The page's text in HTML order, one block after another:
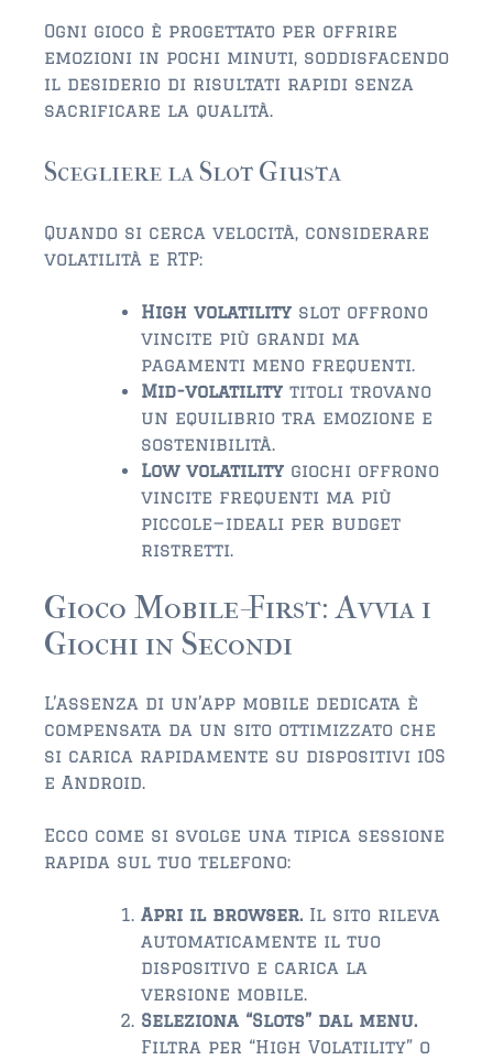
$150,000 and down
$150,000 – $350,000
$500,000 – $750,000
$1,000,000 – $2,000,000
$2,000,000 and up
GREEN COVE SPRINGS
$150,000 and down
$150,000 – $350,000
$500,000 – $750,000
$1,000,000 – $2,000,000
$150,000 and down
$350,000 – $500,000
$750,000 – $1,000,000
$2,000,000 and up
Ogni gioco è progettato per offrire
emozioni in pochi minuti, soddisfacendo
il desiderio di risultati rapidi senza
sacrificare la qualità.
Scegliere la Slot Giusta
Quando si cerca velocità, considerare
volatilità e RTP:
High volatility slot offrono
vincite più grandi ma
pagamenti meno frequenti.
Mid-volatility titoli trovano
un equilibrio tra emozione e
sostenibilità.
Low volatility giochi offrono
vincite frequenti ma più
piccole—ideali per budget
ristretti.
Gioco Mobile-First: Avvia i
Giochi in Secondi
L’assenza di un’app mobile dedicata è
compensata da un sito ottimizzato che
si carica rapidamente su dispositivi iOS
e Android.
Ecco come si svolge una tipica sessione
rapida sul tuo telefono:
Apri il browser. Il sito rileva
automaticamente il tuo
dispositivo e carica la
versione mobile.
Seleziona “Slots” dal menu.
Filtra per “High Volatility” o